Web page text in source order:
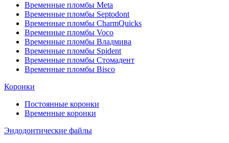
Временные пломбы Meta
Временные пломбы Septodont
Временные пломбы CharmQuicks
Временные пломбы Voco
Временные пломбы Владмива
Временные пломбы Spident
Временные пломбы Стомадент
Временные пломбы Bisco
Коронки
Постоянные коронки
Временные коронки
Эндодонтические файлы